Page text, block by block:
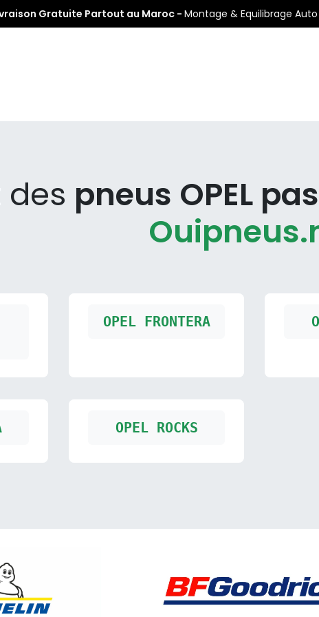
Gratuite Partout au Maroc - Montage & Equilibrage
des pneus OPEL
OPEL FRONTERA
OPEL ROCKS